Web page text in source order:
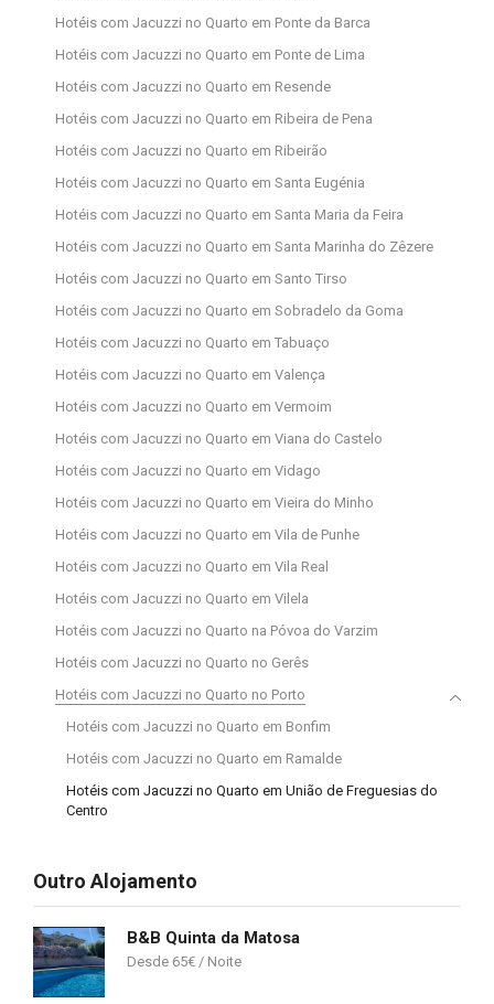
Hotéis com Jacuzzi no Quarto em Ponte da Barca
Hotéis com Jacuzzi no Quarto em Ponte de Lima
Hotéis com Jacuzzi no Quarto em Resende
Hotéis com Jacuzzi no Quarto em Ribeira de Pena
Hotéis com Jacuzzi no Quarto em Ribeirão
Hotéis com Jacuzzi no Quarto em Santa Eugénia
Hotéis com Jacuzzi no Quarto em Santa Maria da Feira
Hotéis com Jacuzzi no Quarto em Santa Marinha do Zêzere
Hotéis com Jacuzzi no Quarto em Santo Tirso
Hotéis com Jacuzzi no Quarto em Sobradelo da Goma
Hotéis com Jacuzzi no Quarto em Tabuaço
Hotéis com Jacuzzi no Quarto em Valença
Hotéis com Jacuzzi no Quarto em Vermoim
Hotéis com Jacuzzi no Quarto em Viana do Castelo
Hotéis com Jacuzzi no Quarto em Vidago
Hotéis com Jacuzzi no Quarto em Vieira do Minho
Hotéis com Jacuzzi no Quarto em Vila de Punhe
Hotéis com Jacuzzi no Quarto em Vila Real
Hotéis com Jacuzzi no Quarto em Vilela
Hotéis com Jacuzzi no Quarto na Póvoa do Varzim
Hotéis com Jacuzzi no Quarto no Gerês
Hotéis com Jacuzzi no Quarto no Porto
Hotéis com Jacuzzi no Quarto em Bonfim
Hotéis com Jacuzzi no Quarto em Ramalde
Hotéis com Jacuzzi no Quarto em União de Freguesias do
Centro
Outro Alojamento
B&B Quinta da Matosa
65€